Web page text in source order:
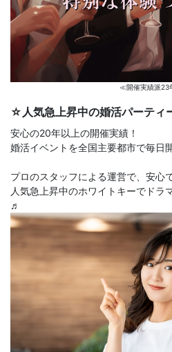
≪開催実績派23
☆人気急上昇中の婚活パーティ
安心の20年以上の開催実績！
婚活イベントを全国主要都市で毎日
プロのスタッフによる運営で、安心
人気急上昇中のホワイトキーでドラ
♬